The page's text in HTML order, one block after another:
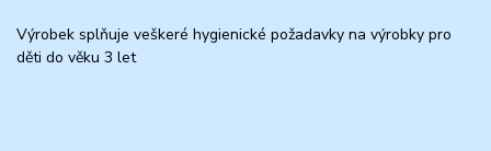
Výrobek splňuje veškeré hygienické požadavky na výrobky pro
děti do věku 3 let